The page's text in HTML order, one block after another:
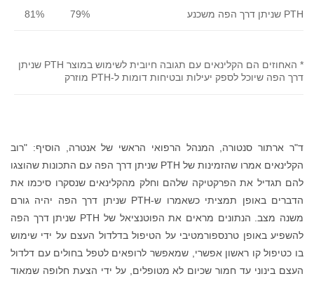
PTH שניתן דרך הפה משכנע 79%
81%
* האחוזים הם הקלינאים עם תגובה חיובית לשימוש במוצר PTH שניתן
דרך הפה שיוכל לספק יעילות ובטיחות דומות ל-PTH מוזרק
ד"ר ארתור סנטורה, המנהל הרפואי הראשי של אנטרה, הוסיף: "רוב
הקלינאים אמרו שהזמינות של PTH שניתן דרך הפה עם התכונות שהוצגו
להם תגדיל את הפרקטיקה שלהם וחלק מהקלינאים שנסקרו סיכמו את
הדברים באופן תמציתי כשאמרו ש-PTH שניתן דרך הפה יהיה גורם
משנה מצב. הנתונים מראים את הפוטנציאל של PTH שניתן דרך הפה
להשפיע באופן טרנספורמטיבי על הטיפול בדלדול העצם על ידי שימוש
בו כטיפול קו ראשון אפשרי, שמאפשר לרופאים לטפל בחולים עם דלדול
העצם בינוני עד חמור שכיום לא מטופלים, על ידי הצעת חלופה שמאוד